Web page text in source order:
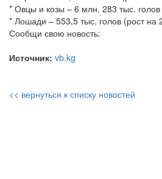
* Овцы и козы – 6 млн. 283 тыс.
* Лошади – 553,5 тыс. голов (рост на
Сообщи свою новость:
Источник: vb.kg
<< вернуться к списку новостей